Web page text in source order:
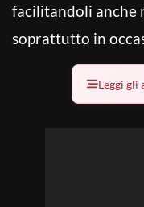
facilitandoli anche
soprattutto in
Leggi